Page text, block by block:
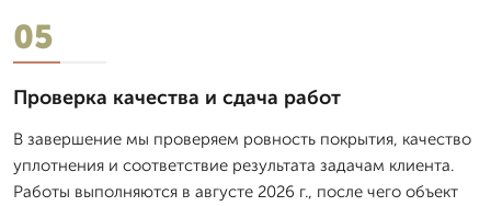
05
Проверка качества и сдача работ
В завершение мы проверяем ровность покрытия, качество
уплотнения и соответствие результата задачам клиента.
Работы выполняются в августе 2026 г., после чего объект